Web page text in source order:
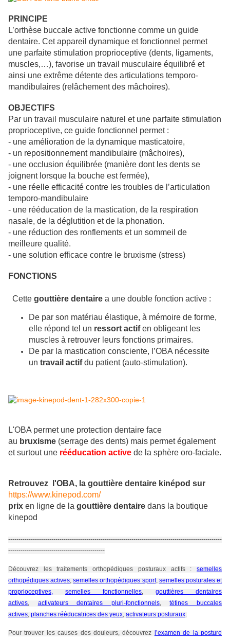
PRINCIPE
L’orthèse buccale active fonctionne comme un guide
dentaire. Cet appareil dynamique et fonctionnel permet
une parfaite stimulation proprioceptive (dents, ligaments,
muscles,…), favorise un travail musculaire équilibré et
ainsi une extrême détente des articulations temporo-
mandibulaires (relâchement des mâchoires).
OBJECTIFS
Par un travail musculaire naturel et une parfaite stimulation
proprioceptive, ce guide fonctionnel permet :
- une amélioration de la dynamique masticatoire,
- un repositionnement mandibulaire (mâchoires),
- une occlusion équilibrée (manière dont les dents se
joignent lorsque la bouche est fermée),
- une réelle efficacité contre les troubles de l’articulation
temporo-mandibulaire
- une rééducation de la mastication, de la respiration
nasale, de la déglutition et de la phonation.
- une réduction des ronflements et un sommeil de
meilleure qualité.
- une solution efficace contre le bruxisme (stress)
FONCTIONS
Cette gouttière dentaire a une double fonction active :
De par son matériau élastique, à mémoire de forme,
elle répond tel un ressort actif en obligeant les
muscles à retrouver leurs fonctions primaires.
De par la mastication consciente, l’OBA nécessite
un travail actif du patient (auto-stimulation).
L'OBA permet une protection dentaire face
au bruxisme (serrage des dents) mais permet également
et surtout une rééducation active de la sphère oro-faciale.
Retrouvez l'OBA, la gouttière dentaire kinépod sur
https://www.kinepod.com/
prix en ligne de la gouttière dentaire dans la boutique
kinepod
--------------------------------------------------------------------------------------------------------
-----------------------------------------------
Découvrez les traitements orthopédiques posturaux actifs :
semelles
orthopédiques actives, semelles orthopédiques sport, semelles posturales et
proprioceptives,
semelles fonctionnelles,
gouttières dentaires
actives, activateurs dentaires pluri-fonctionnels,
tétines buccales
actives, planches rééducatrices des yeux, activateurs posturaux.
Pour trouver les causes des douleurs, découvrez
l’examen de la posture